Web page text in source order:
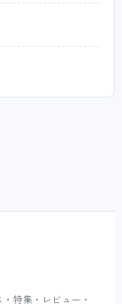
特集・レビュー・